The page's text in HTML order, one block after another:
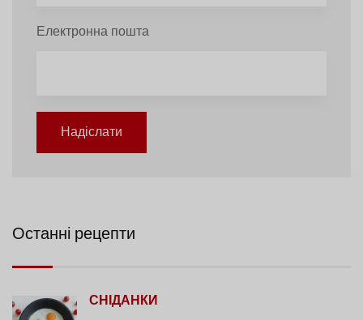
Електронна пошта
Надіслати
Останні рецепти
СНІДАНКИ